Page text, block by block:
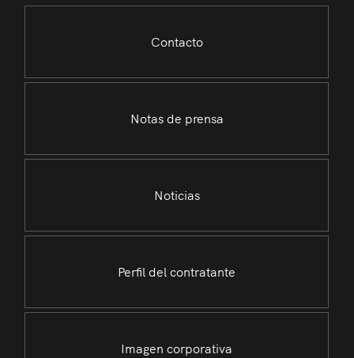
Contacto
Notas de prensa
Noticias
Perfil del contratante
Imagen corporativa